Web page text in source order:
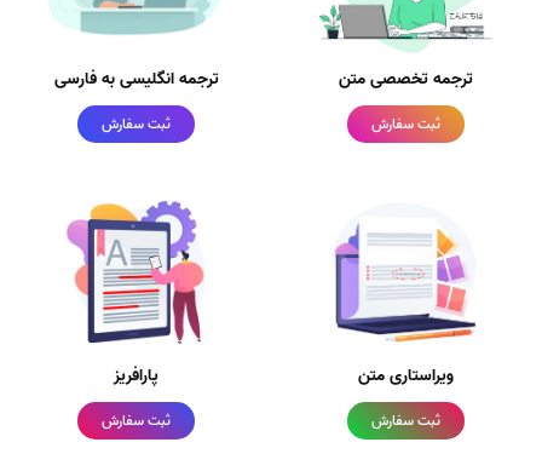
ترجمه تخصصی متن
ثبت سفارش
ترجمه انگلیسی به فارسی
ثبت سفارش
ویراستاری متن
ثبت سفارش
پارافریز
ثبت سفارش